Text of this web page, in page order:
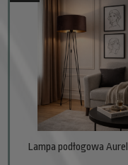
Lampa podłogowa